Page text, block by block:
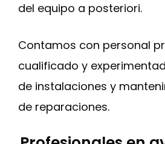
del equipo a posteriori.
Contamos con personal
cualificado y
de instalaciones y
de reparaciones.